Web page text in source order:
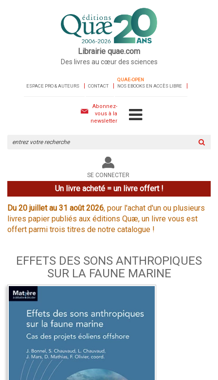
Librairie quae.com
Des livres au cœur des sciences
ESPACE PRO & AUTEURS CONTACT
QUAE-OPEN
NOS EBOOKS EN ACCÈS LIBRE
Abonnez-
vous à la
newsletter
le
site
SE CONNECTER
Un livre acheté = un livre offert !
Du 20 juillet au 31 août 2026, pour l'achat d'un ou plusieurs
livres papier publiés aux éditions Quæ, un livre vous est
offert parmi trois titres de notre catalogue !
EFFETS DES SONS ANTHROPIQUES
SUR LA FAUNE MARINE